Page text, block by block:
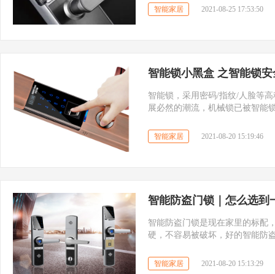
触的产品，人们对抗菌的需求也
锁未来的新需求、新趋势。
智能家居 2021-08-25 17:53:50
智能锁小黑盒 之智能锁
智能锁，采用密码/指纹/人脸等
展必然的潮流，机械锁已被智能
智能家居 2021-08-20 15:19:46
智能防盗门锁｜怎么选到
智能防盗门锁是现在家里的标配
硬，不容易被破坏，好的智能防
庭至关重要。
智能家居 2021-08-20 15:13:29